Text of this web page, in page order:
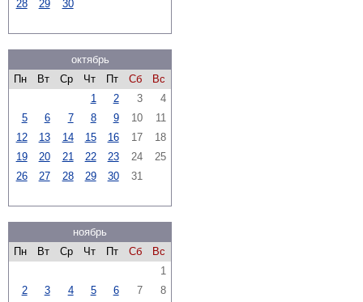
28
29 30
октябрь
Пн
Вт Ср Чт Пт Сб
Вс
1
2 3
4
5
6 7 8 9 10
11
12
13 14 15 16 17
18
19
20 21 22 23 24
25
26
27 28 29 30 31
ноябрь
Пн
Вт Ср Чт Пт Сб
Вс
1
2
3 4 5 6 7
8